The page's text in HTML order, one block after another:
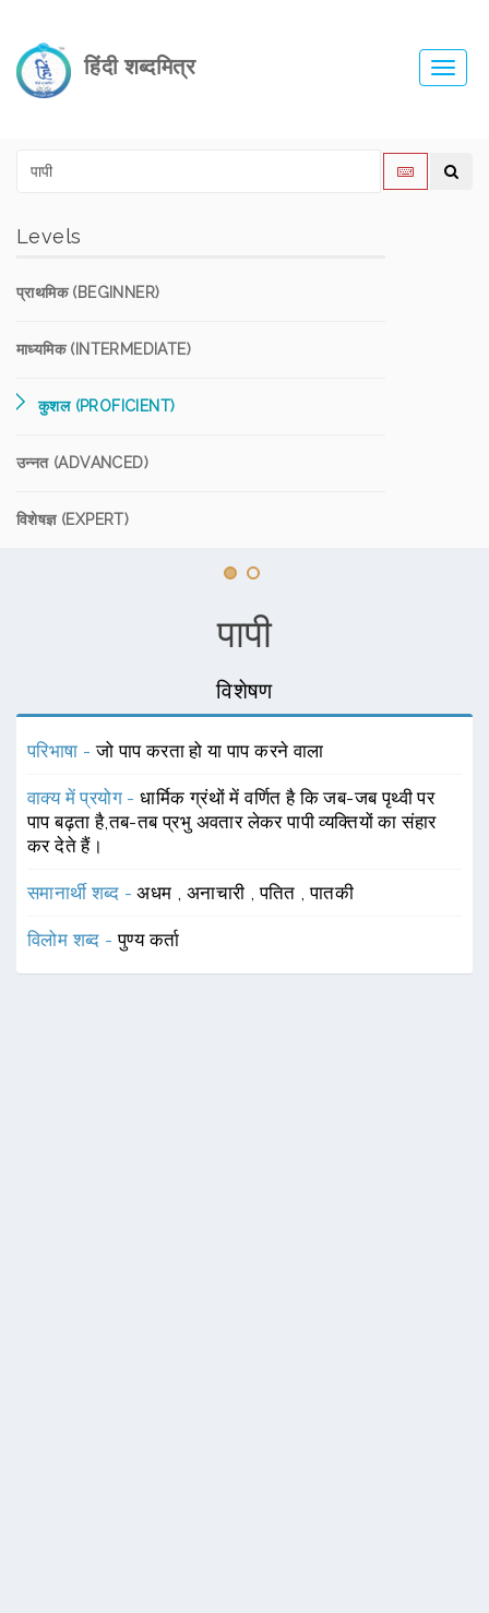
हिंदी शब्दमित्र
Levels
प्राथमिक (BEGINNER)
माध्यमिक (INTERMEDIATE)
कुशल (PROFICIENT)
उन्नत (ADVANCED)
विशेषज्ञ (EXPERT)
पापी
विशेषण
परिभाषा -जो पाप करता हो या पाप करने वाला
वाक्य में प्रयोग -धार्मिक ग्रंथों में वर्णित है कि जब-जब पृथ्वी पर
पाप बढ़ता है,तब-तब प्रभु अवतार लेकर पापी व्यक्तियों का संहार
कर देते हैं।
समानार्थी शब्द -अधम , अनाचारी ,पतित ,पातकी
विलोम शब्द -पुण्य कर्ता